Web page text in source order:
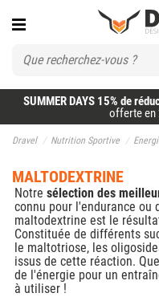
SUMMER DAYS 15% de
offerte en
Dravel Nutrition Sportive
MALTODEXTRINE
Notre sélection des
connu pour l'endurance ou
maltodextrine est le
Constituée de différents
le maltotriose, les
issus de cette réaction.
de l'énergie pour un
à utiliser !